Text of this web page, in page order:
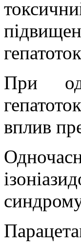
При
вплив